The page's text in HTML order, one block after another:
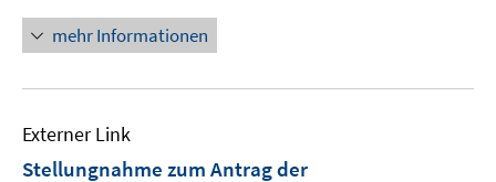
mehr Informationen
Externer Link
Stellungnahme zum Antrag der